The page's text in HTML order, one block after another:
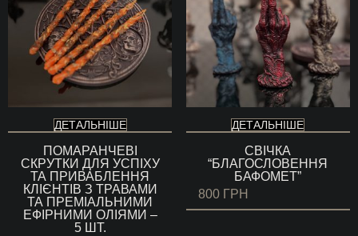
ДЕТАЛЬНІШЕ
ПОМАРАНЧЕВІ
СКРУТКИ ДЛЯ УСПІХУ
ТА ПРИВАБЛЕННЯ
КЛІЄНТІВ З ТРАВАМИ
ТА ПРЕМІАЛЬНИМИ
ЕФІРНИМИ ОЛІЯМИ –
5 ШТ.
ДЕТАЛЬНІШЕ
СВІЧКА
“БЛАГОСЛОВЕННЯ
БАФОМЕТ”
800 ГРН